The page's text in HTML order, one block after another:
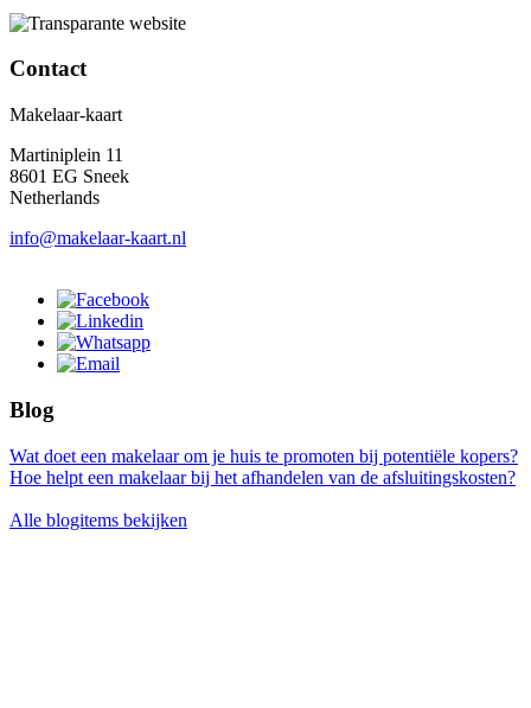
Contact
Makelaar-kaart
Martiniplein 11
8601 EG Sneek
Netherlands
info@makelaar-kaart.nl
Blog
Wat doet een makelaar om je huis te promoten bij potentiële kopers?
Hoe helpt een makelaar bij het afhandelen van de afsluitingskosten?
Alle blogitems bekijken